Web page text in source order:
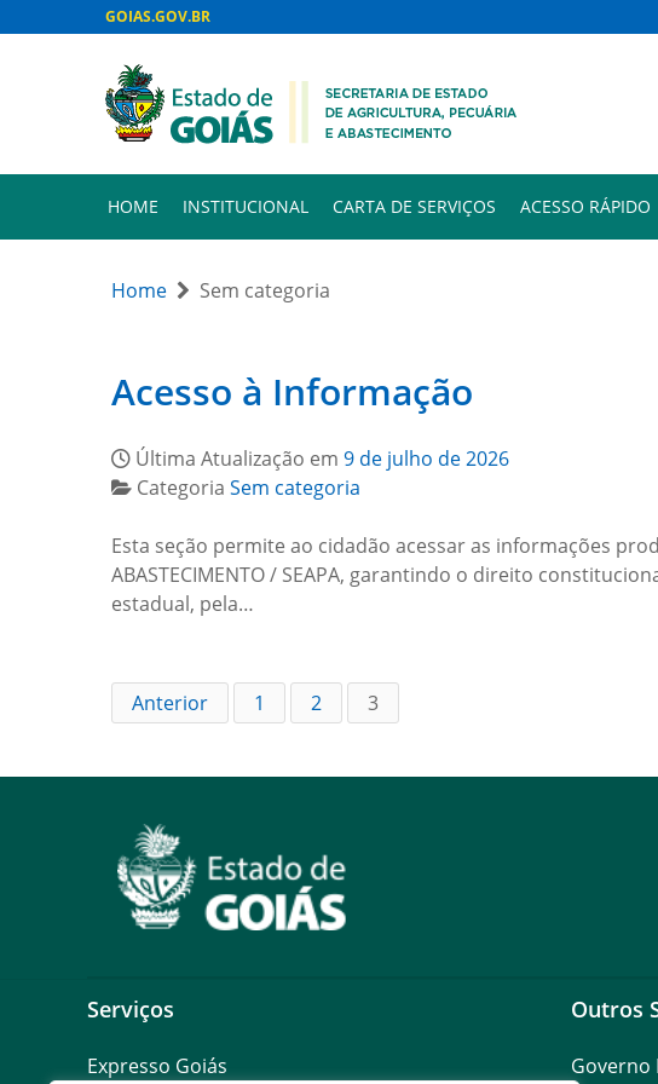
GOIAS.GOV.BR
HOME INSTITUCIONAL CARTA DE SERVIÇOS ACESSO RÁPIDO
Home Sem categoria
Acesso à Informação
Última Atualização em 9 de julho de 2026
Categoria Sem categoria
Esta seção permite ao cidadão acessar as informações
ABASTECIMENTO / SEAPA, garantindo o direito
estadual, pela…
Anterior 1 2 3
Serviços
Expresso Goiás
Outros
Governo